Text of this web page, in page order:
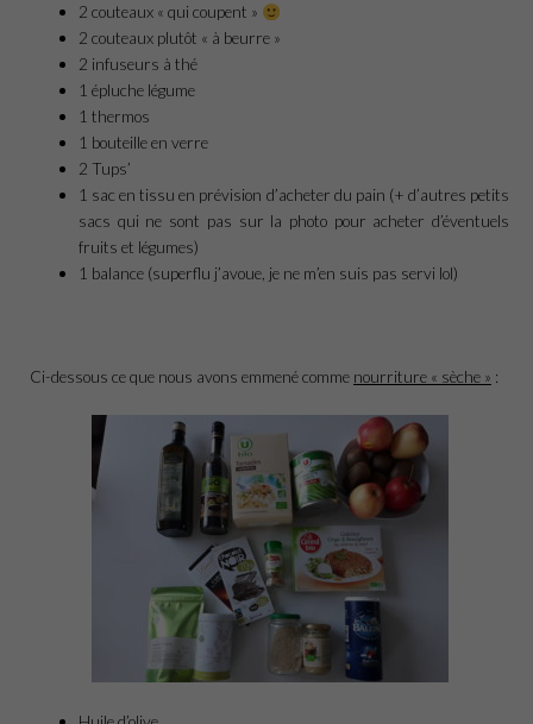
2 couteaux « qui coupent »
2 couteaux plutôt « à beurre »
2 infuseurs à thé
1 épluche légume
1 thermos
1 bouteille en verre
2 Tups’
1 sac en tissu en prévision d’acheter du pain (+ d’autres petits
sacs qui ne sont pas sur la photo pour acheter d’éventuels
fruits et légumes)
1 balance (superflu j’avoue, je ne m’en suis pas servi lol)
Ci-dessous ce que nous avons emmené comme nourriture « sèche » :